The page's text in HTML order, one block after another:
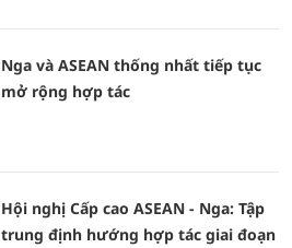
Nga và ASEAN thống nhất tiếp tục
mở rộng hợp tác
Hội nghị Cấp cao ASEAN - Nga: Tập
trung định hướng hợp tác giai đoạn